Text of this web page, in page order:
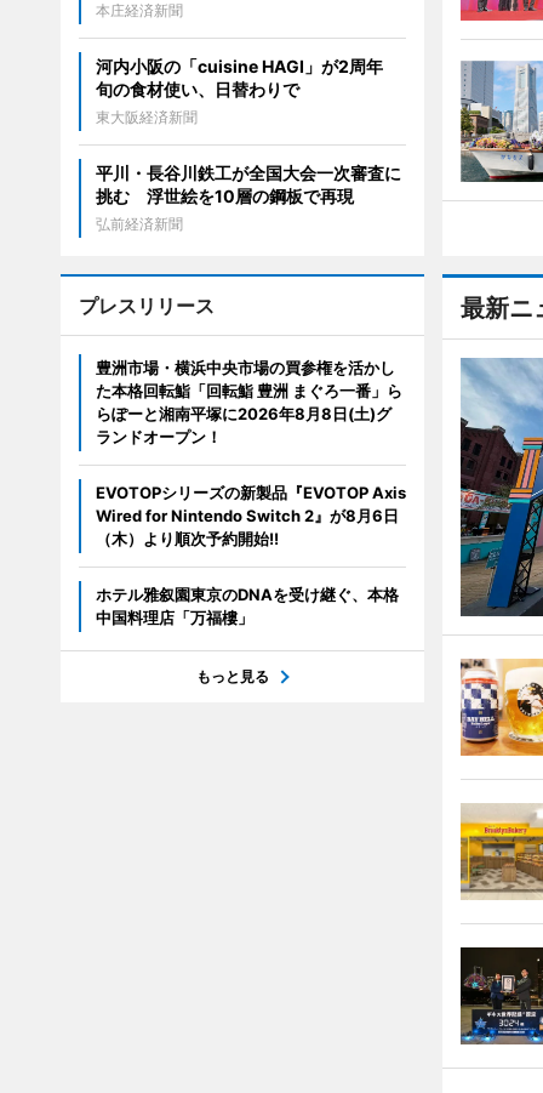
最新ニ
本庄経済新聞
河内小阪の「cuisine HAGI」が2周年
旬の食材使い、日替わりで
東大阪経済新聞
平川・長谷川鉄工が全国大会一次審査に
挑む 浮世絵を10層の鋼板で再現
弘前経済新聞
プレスリリース
豊洲市場・横浜中央市場の買参権を活かし
た本格回転鮨「回転鮨 豊洲 まぐろ一番」ら
らぽーと湘南平塚に2026年8月8日(土)グ
ランドオープン！
EVOTOPシリーズの新製品『EVOTOP Axis
Wired for Nintendo Switch 2』が8月6日
（木）より順次予約開始!!
ホテル雅叙園東京のDNAを受け継ぐ、本格
中国料理店「万福樓」
もっと見る